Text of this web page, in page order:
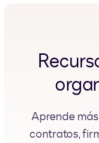
Aprende
contratos,